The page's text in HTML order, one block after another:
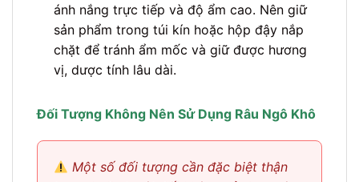
ánh nắng trực tiếp và độ ẩm cao. Nên giữ
sản phẩm trong túi kín hoặc hộp đậy nắp
chặt để tránh ẩm mốc và giữ được hương
vị, dược tính lâu dài.
Đối Tượng Không Nên Sử Dụng Râu Ngô Khô
Một số đối tượng cần đặc biệt thận